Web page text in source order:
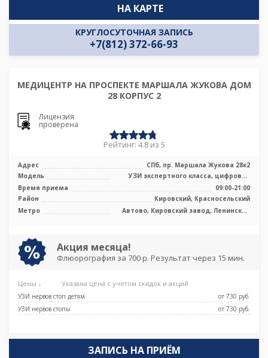
КРУГЛОСУТОЧНАЯ ЗАПИСЬ
+7(812) 372-66-93
НА КАРТЕ
МЕДИЦЕНТР НА ПРОСПЕКТЕ МАРШАЛА ЖУКОВА ДОМ
28 КОРПУС 2
Лицензия
проверена
Рейтинг: 4.8 из 5
Адрес
СПб, пр. Маршала Жукова 28к2
Модель
УЗИ экспертного класса, цифровой
рентген
Время приема
09:00-21:00
Район
Кировский, Красносельский
Метро
Автово, Кировский завод, Ленинский
Акция месяца!
Флюорография за 700 р. Результат через 15 мин.
Цены ↓ Указана цена с учетом скидок и акций
УЗИ нервов стоп детям
от 730 pуб.
УЗИ нервов стопы
от 730 pуб.
ЗАПИСЬ НА ПРИЁМ